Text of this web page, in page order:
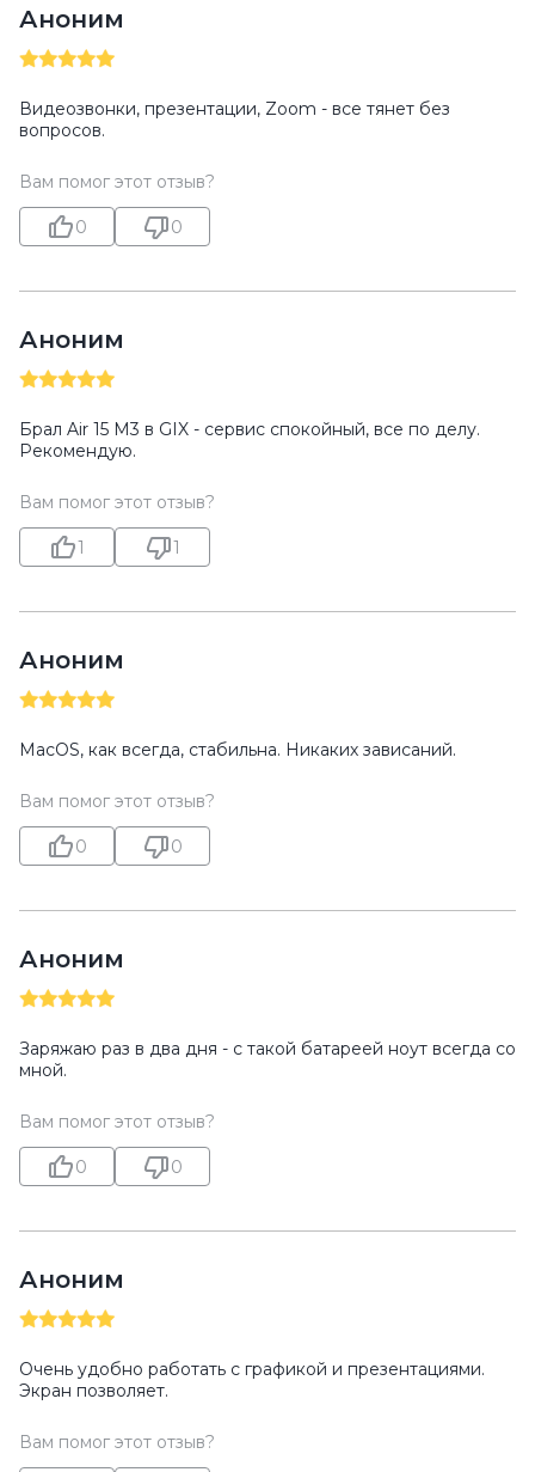
Аноним
Видеозвонки, презентации, Zoom - все тянет без
вопросов.
Вам помог этот отзыв?
0 0
Аноним
Брал Air 15 M3 в GIX - сервис спокойный, все по делу.
Рекомендую.
Вам помог этот отзыв?
1 1
Аноним
MacOS, как всегда, стабильна. Никаких зависаний.
Вам помог этот отзыв?
0 0
Аноним
Заряжаю раз в два дня - с такой батареей ноут всегда со
мной.
Вам помог этот отзыв?
0 0
Аноним
Очень удобно работать с графикой и презентациями.
Экран позволяет.
Вам помог этот отзыв?